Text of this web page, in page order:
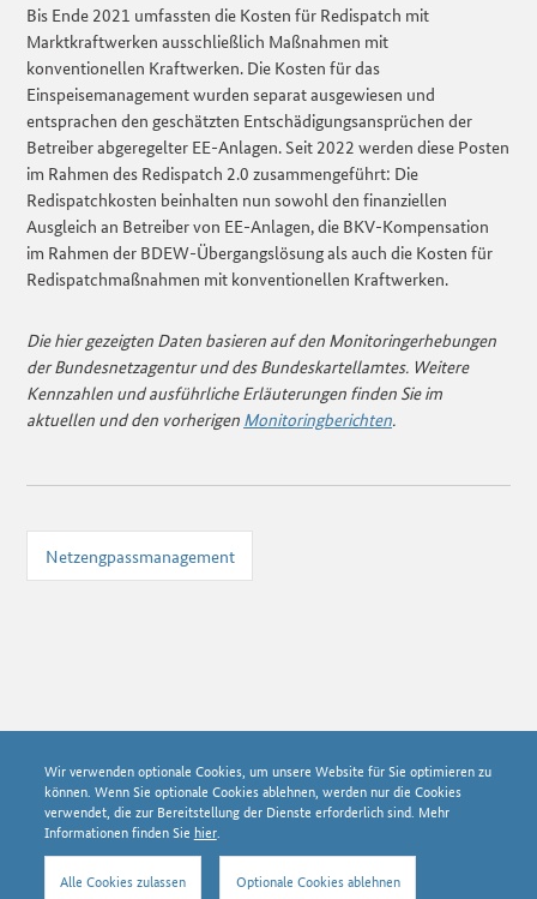
Bis Ende 2021 umfassten die Kosten für Redispatch mit
Marktkraftwerken ausschließlich Maßnahmen mit
konventionellen Kraftwerken. Die Kosten für das
Einspeisemanagement wurden separat ausgewiesen und
entsprachen den geschätzten Entschädigungsansprüchen der
Betreiber abgeregelter EE-Anlagen. Seit 2022 werden diese Posten
im Rahmen des Redispatch 2.0 zusammengeführt: Die
Redispatchkosten beinhalten nun sowohl den finanziellen
Ausgleich an Betreiber von EE-Anlagen, die BKV-Kompensation
im Rahmen der BDEW-Übergangslösung als auch die Kosten für
Redispatchmaßnahmen mit konventionellen Kraftwerken.
Die hier gezeigten Daten basieren auf den Monitoringerhebungen
der Bundesnetzagentur und des Bundeskartellamtes. Weitere
Kennzahlen und ausführliche Erläuterungen finden Sie im
aktuellen und den vorherigen Monitoringberichten.
Netzengpassmanagement
© Bundesnetzagentur 2026
Tickerhistorie
Datenschutzerklärung
Wir verwenden optionale Cookies, um unsere Website für Sie optimieren zu
können. Wenn Sie optionale Cookies ablehnen, werden nur die Cookies
verwendet, die zur Bereitstellung der Dienste erforderlich sind. Mehr
Informationen finden Sie hier.
Alle Cookies zulassen
Optionale Cookies ablehnen